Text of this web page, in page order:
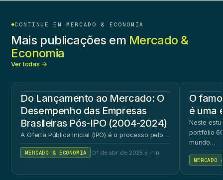
CONTINUE EM MERCADO & ECONOMIA
Mais publicações em Mercado &
Economia
Ver todas →
Do Lançamento ao Mercado: O
Desempenho das Empresas
Brasileiras Pós-IPO (2004-2024)
A Oferta Pública Inicial (IPO) é o processo pelo…
MERCADO & ECONOMIA 01 de abr. de 2025 5 min
O
é uma
Neste
portfólio
mundo…
MERCADO